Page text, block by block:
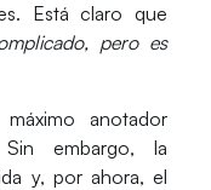
Está claro que
pero es
anotador
embargo, la
y, por ahora, el